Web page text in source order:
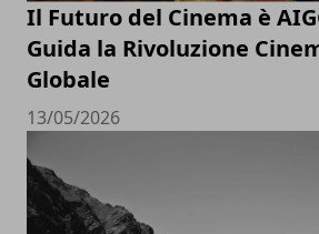
Il Futuro del Cinema è
Guida la Rivoluzione
Globale
13/05/2026